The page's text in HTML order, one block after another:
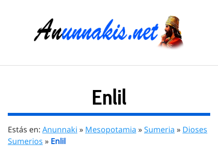
Enlil
Estás en: Anunnaki » Mesopotamia »Sumeria » Dioses
Sumerios » Enlil